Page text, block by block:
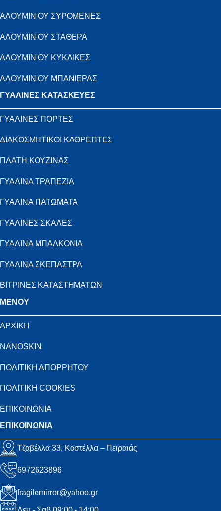
ΑΛΟΥΜΙΝΙΟΥ ΣΥΡΟΜΕΝΕΣ
ΑΛΟΥΜΙΝΙΟΥ ΣΤΑΘΕΡΑ
ΑΛΟΥΜΙΝΙΟΥ ΚΥΚΛΙΚΕΣ
ΑΛΟΥΜΙΝΙΟΥ ΜΠΑΝΙΕΡΑΣ
ΓΥΑΛΙΝΕΣ ΚΑΤΑΣΚΕΥΕΣ
ΓΥΑΛΙΝΕΣ ΠΟΡΤΕΣ
ΔΙΑΚΟΣΜΗΤΙΚΟΙ ΚΑΘΡΕΠΤΕΣ
ΠΛΑΤΗ ΚΟΥΖΙΝΑΣ
ΓΥΑΛΙΝΑ ΤΡΑΠΕΖΙΑ
ΓΥΑΛΙΝΑ ΠΑΤΩΜΑΤΑ
ΓΥΑΛΙΝΕΣ ΣΚΑΛΕΣ
ΓΥΑΛΙΝΑ ΜΠΑΛΚΟΝΙΑ
ΓΥΑΛΙΝΑ ΣΚΕΠΑΣΤΡΑ
ΒΙΤΡΙΝΕΣ ΚΑΤΑΣΤΗΜΑΤΩΝ
MENOY
ΑΡΧΙΚΗ
NANOSKIN
ΠΟΛΙΤΙΚΗ ΑΠΟΡΡΗΤΟΥ
ΠΟΛΙΤΙΚΗ COOKIES
ΕΠΙΚΟΙΝΩΝΙΑ
ΕΠΙΚΟΙΝΩΝΙΑ
Τζαβέλλα 33, Καστέλλα – Πειραιάς
6972623896
fragilemirror@yahoo.gr